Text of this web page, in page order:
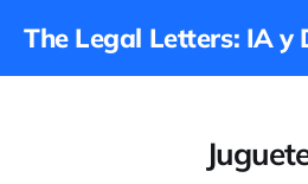
The Legal Letters: IA y